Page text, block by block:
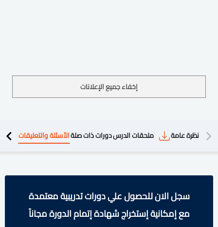
إخفاء جميع الإعلانات
نظرة عامة ملحقات الدرسدورات ذات صلةالأسئلة والتعليقات
سجل الان للحصول علي دورات تدريبية معتمدة
مع إمكانية إستخراج شهادة إتمام الدورة مجاناً